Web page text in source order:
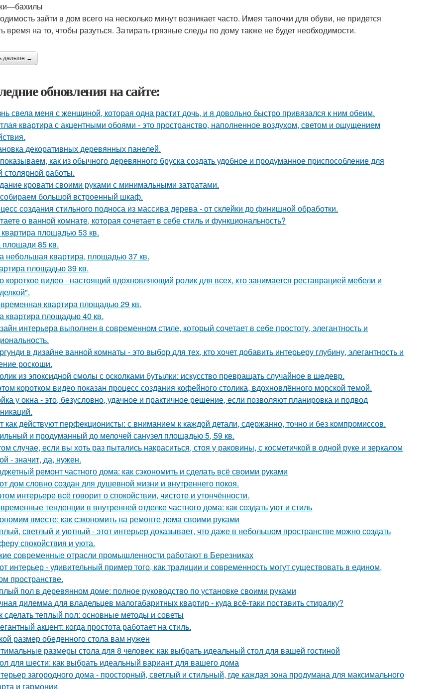
зайти в дом всего на несколько минут возникает часто. Имея тапочки для обуви, не придется
время на то, чтобы разуться. Затирать грязные следы по дому также не будет необходимости.
дальше →
обновления на сайте:
свела меня с женщиной, которая одна растит дочь, и я довольно быстро привязался к ним обеим.
квартира с акцентными обоями - это пространство, наполненное воздухом, светом и ощущением
декоративных деревянных панелей.
как из обычного деревянного бруска создать удобное и продуманное приспособление для
столярной работы.
кровати своими руками с минимальными затратами.
большой встроенный шкаф.
создания стильного подноса из массива дерева - от склейки до финишной обработки.
о ванной комнате, которая сочетает в себе стиль и функциональность?
площадью 53 кв.
85 кв.
небольшая квартира, площадью 37 кв.
площадью 39 кв.
короткое видео - настоящий вдохновляющий ролик для всех, кто занимается реставрацией мебели и
квартира площадью 29 кв.
квартира площадью 40 кв.
интерьера выполнен в современном стиле, который сочетает в себе простоту, элегантность и
в дизайне ванной комнаты - это выбор для тех, кто хочет добавить интерьеру глубину, элегантность и
роскоши.
из эпоксидной смолы с осколками бутылки: искусство превращать случайное в шедевр.
коротком видео показан процесс создания кофейного столика, вдохновлённого морской темой.
у окна - это, безусловно, удачное и практичное решение, если позволяют планировка и подвод
как действуют перфекционисты: с вниманием к каждой детали, сдержанно, точно и без компромиссов.
и продуманный до мелочей санузел площадью 5, 59 кв.
случае, если вы хоть раз пытались накраситься, стоя у раковины, с косметичкой в одной руке и зеркалом
- значит, да, нужен.
ремонт частного дома: как сэкономить и сделать всё своими руками
дом словно создан для душевной жизни и внутреннего покоя.
интерьере всё говорит о спокойствии, чистоте и утончённости.
тенденции в внутренней отделке частного дома: как создать уют и стиль
вместе: как сэкономить на ремонте дома своими руками
светлый и уютный - этот интерьер доказывает, что даже в небольшом пространстве можно создать
спокойствия и уюта.
современные отрасли промышленности работают в Березниках
интерьер - удивительный пример того, как традиции и современность могут существовать в едином,
пространстве.
пол в деревянном доме: полное руководство по установке своими руками
дилемма для владельцев малогабаритных квартир - куда всё-таки поставить стиралку?
сделать теплый пол: основные методы и советы
акцент: когда простота работает на стиль.
размер обеденного стола вам нужен
размеры стола для 8 человек: как выбрать идеальный стол для вашей гостиной
для шести: как выбрать идеальный вариант для вашего дома
загородного дома - просторный, светлый и стильный, где каждая зона продумана для максимального
и гармонии.